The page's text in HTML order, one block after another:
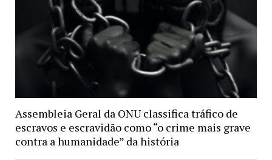
Assembleia Geral da ONU classifica tráfico de
escravos e escravidão como “o crime mais grave
contra a humanidade” da história